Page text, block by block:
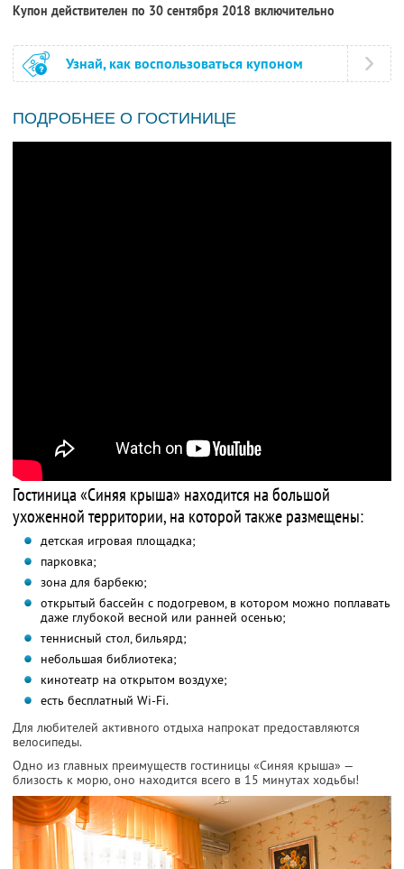
Купон действителен по 30 сентября 2018 включительно
Узнай, как воспользоваться купоном
ПОДРОБНЕЕ О ГОСТИНИЦЕ
Гостиница «Синяя крыша» находится на большой
ухоженной территории, на которой также размещены:
детская игровая площадка;
парковка;
зона для барбекю;
открытый бассейн с подогревом, в котором можно поплавать
даже глубокой весной или ранней осенью;
теннисный стол, бильярд;
небольшая библиотека;
кинотеатр на открытом воздухе;
есть бесплатный Wi-Fi.
Для любителей активного отдыха напрокат предоставляются
велосипеды.
Одно из главных преимуществ гостиницы «Синяя крыша» —
близость к морю, оно находится всего в 15 минутах ходьбы!